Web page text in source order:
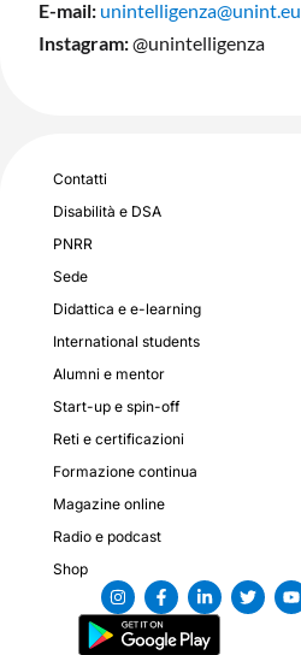
E-mail: unintelligenza@unint.eu
Instagram:@unintelligenza
Contatti
Disabilità e DSA
PNRR
Sede
Didattica e e-learning
International students
Alumni e mentor
Start-up e spin-off
Reti e certificazioni
Formazione continua
Magazine online
Radio e podcast
Shop